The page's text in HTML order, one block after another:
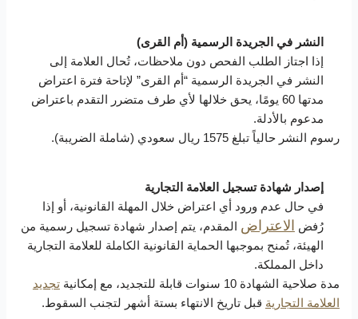
النشر في الجريدة الرسمية (أم القرى)
إذا اجتاز الطلب الفحص دون ملاحظات، تُحال العلامة إلى
النشر في الجريدة الرسمية “أم القرى” لإتاحة فترة اعتراض
مدتها 60 يومًا، يحق خلالها لأي طرف متضرر التقدم باعتراض
مدعوم بالأدلة.
رسوم النشر حالياً تبلغ 1575 ريال سعودي (شاملة الضريبة).
إصدار شهادة تسجيل العلامة التجارية
في حال عدم ورود أي اعتراض خلال المهلة القانونية، أو إذا
رُفض
الاعتراض المقدم، يتم إصدار شهادة تسجيل رسمية من
الهيئة، تُمنح بموجبها الحماية القانونية الكاملة للعلامة التجارية
داخل المملكة.
مدة صلاحية الشهادة 10 سنوات قابلة للتجديد، مع إمكانية
تجديد
العلامة التجارية قبل تاريخ الانتهاء بستة أشهر لتجنب السقوط.